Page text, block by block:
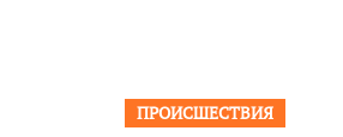
ПРОИСШЕСТВИЯ
ВАЖНОЕ